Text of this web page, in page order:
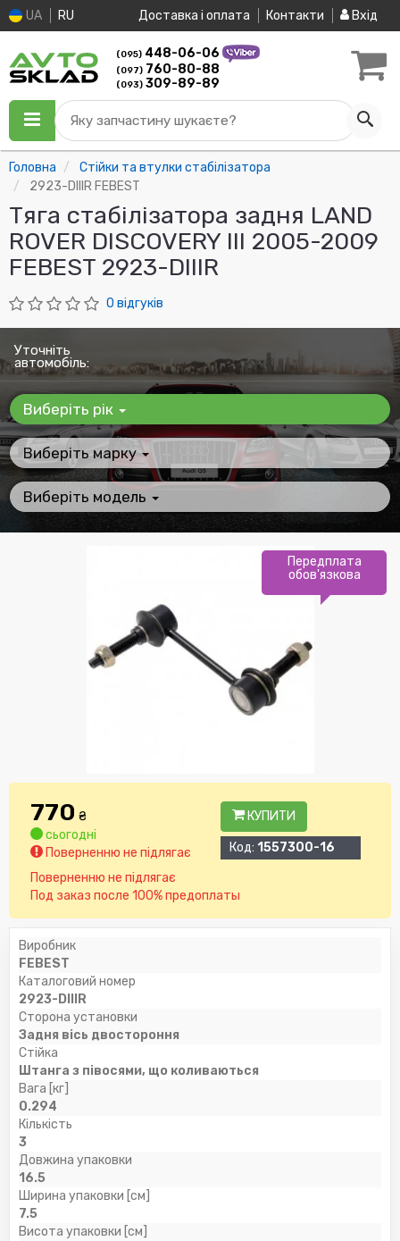
UA RU Доставка і оплата Контакти Вхід
(095) 448-06-06
(097) 760-80-88
(093) 309-89-89
Яку запчастину шукаєте?
Головна
Стійки та втулки стабілізатора
2923-DIIIR FEBEST
Тяга стабілізатора задня LAND
ROVER DISCOVERY III 2005-2009
FEBEST 2923-DIIIR
0 відгуків
Уточніть
автомобіль:
Виберіть рік
Виберіть марку
Виберіть модель
Передплата
обов'язкова
770 ₴
сьогодні
Поверненню не підлягає
КУПИТИ
Код: 1557300-16
Поверненню не підлягає
Под заказ после 100% предоплаты
Виробник
FEBEST
Каталоговий номер
2923-DIIIR
Сторона установки
Задня вісь двостороння
Стійка
Штанга з півосями, що коливаються
Вага [кг]
0.294
Кількість
3
Довжина упаковки
16.5
Ширина упаковки [см]
7.5
Висота упаковки [см]